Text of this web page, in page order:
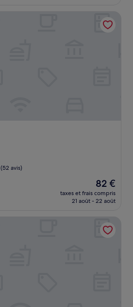
de
100 €
(52 avis)
Le
nouveau
prix
de
82 €
82 €
taxes et frais compris
21 août - 22 août